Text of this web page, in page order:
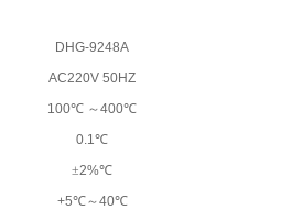
DHG-9248A
AC220V 50HZ
100℃ ～400℃
0.1℃
±2%℃
+5℃～40℃